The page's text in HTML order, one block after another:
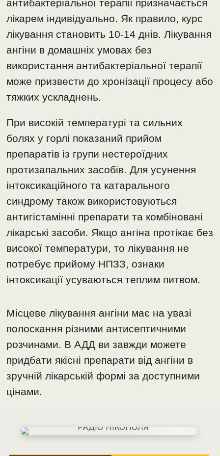
антибактеріальної терапії призначається
лікарем індивідуально. Як правило, курс
лікування становить 10-14 днів. Лікування
ангіни в домашніх умовах без
використання антибактеріальної терапії
може призвести до хронізації процесу або
тяжких ускладнень.
При високій температурі та сильних
болях у горлі показаний прийом
препаратів із групи нестероїдних
протизапальних засобів. Для усунення
інтоксикаційного та катарального
синдрому також використовуються
антигістамінні препарати та комбіновані
лікарські засоби. Якщо ангіна протікає без
високої температури, то лікування не
потребує прийому НПЗЗ, ознаки
інтоксикації усуваються теплим питвом.
Місцеве лікування ангіни має на увазі
полоскання різними антисептичними
розчинами. В АДД ви завжди можете
придбати якісні препарати від ангіни в
зручній лікарській формі за доступними
цінами.